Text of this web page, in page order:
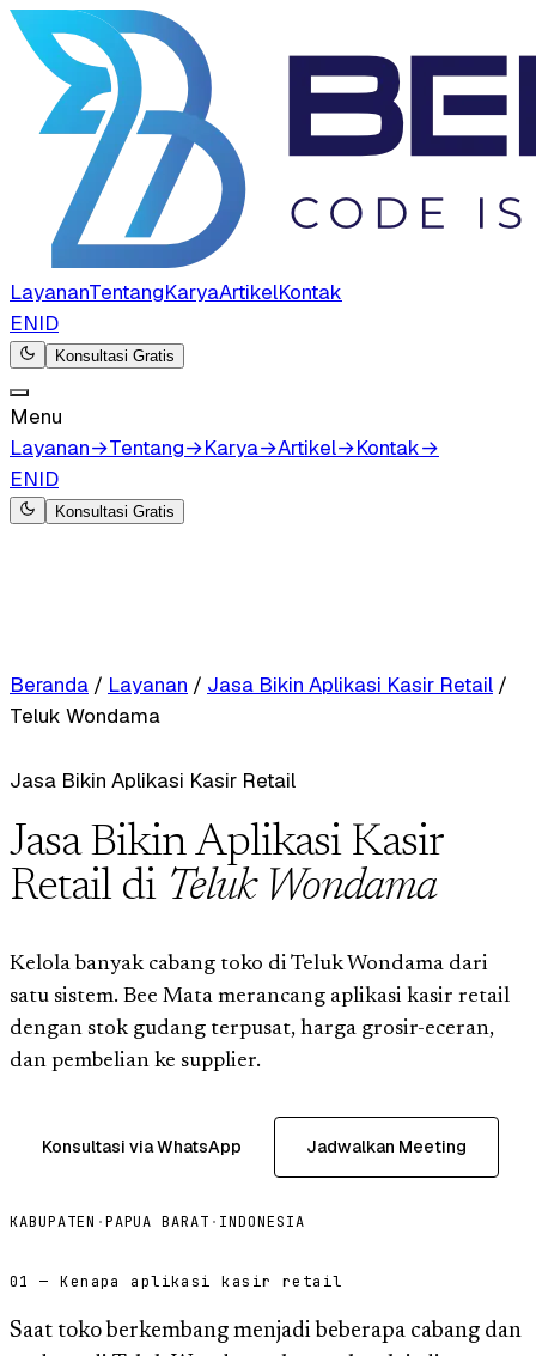
LayananTentangKaryaArtikelKontak
ENID
Konsultasi Gratis
Menu
Layanan→Tentang→Karya→Artikel→Kontak→
ENID
Konsultasi Gratis
Beranda / Layanan / Jasa Bikin Aplikasi Kasir Retail /
Teluk Wondama
Jasa Bikin Aplikasi Kasir Retail
Jasa Bikin Aplikasi Kasir
Retail di Teluk Wondama
Kelola banyak cabang toko di Teluk Wondama dari
satu sistem. Bee Mata merancang aplikasi kasir retail
dengan stok gudang terpusat, harga grosir-eceran,
dan pembelian ke supplier.
Konsultasi via WhatsApp Jadwalkan Meeting
KABUPATEN ·PAPUA BARAT · INDONESIA
01 — Kenapa aplikasi kasir retail
Saat toko berkembang menjadi beberapa cabang dan